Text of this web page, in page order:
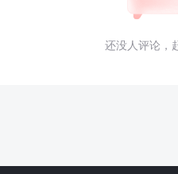
还没人评论，